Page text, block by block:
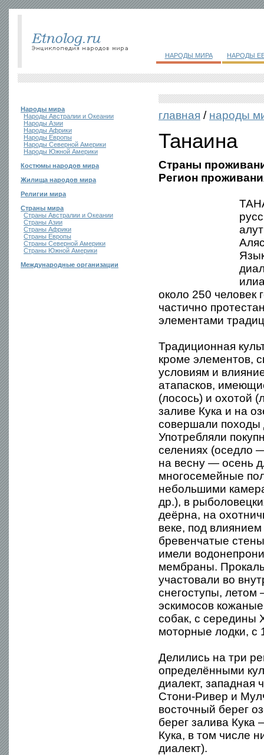
НАРОДЫ МИРА НАРОДЫ
Народы мира
Народы Австралии и Океании
Народы Азии
Народы Африки
Народы Европы
Народы Северной Америки
Народы Южной Америки
Костюмы народов мира
Жилища народов мира
Религии мира
Страны мира
Страны Австралии и Океании
Страны Азии
Страны Африки
Страны Европы
Страны Северной Америки
Страны Южной Америки
Международные организации
главная / народы
Танаина
Страны
Регион
около 250 человек
частично
элементами
Традиционная
кроме элементов,
условиям и
атапасков,
(лосось) и охотой
заливе Кука и на
совершали походы
Употребляли
селениях (оседло
на весну — осень
многосемейные
небольшими
др.), в
деёрна, на
веке, под
бревенчатые
имели
мембраны.
участовали во
снегоступы, летом
эскимосов кожаные
собак, с середины
моторные лодки, с
Делились на три
определёнными
диалект, западная
Стони-Ривер и
восточный берег
берег залива Кука
Кука, в том числе
диалект).